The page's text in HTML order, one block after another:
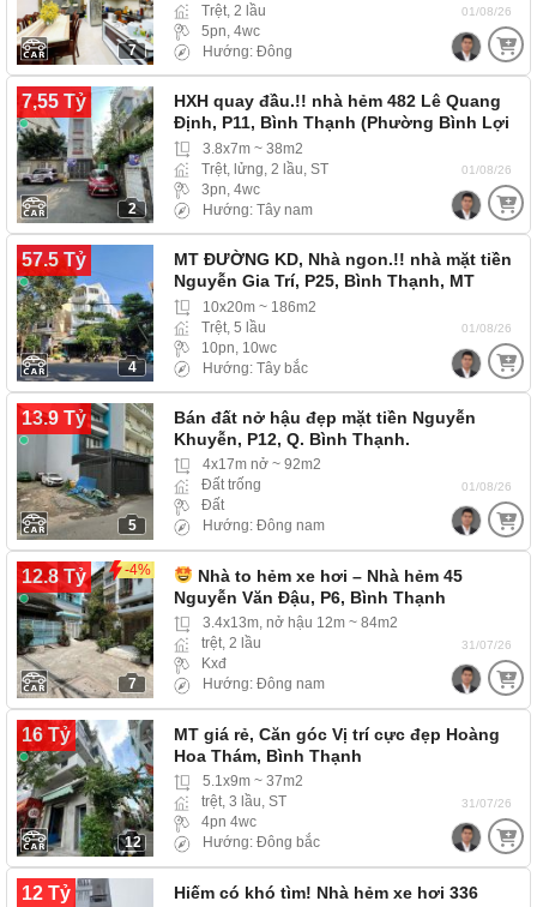
7
Trệt, 2 lầu
5pn, 4wc
Hướng: Đông
01/08/26
7,55 Tỷ
2
HXH quay đầu.!! nhà hẻm 482 Lê Quang
Định, P11, Bình Thạnh (Phường Bình Lợi
Trung) hẻm…
3.8x7m ~ 38m2
Trệt, lửng, 2 lầu, ST
3pn, 4wc
Hướng: Tây nam
01/08/26
57.5 Tỷ
4
MT ĐƯỜNG KD, Nhà ngon.!! nhà mặt tiền
Nguyễn Gia Trí, P25, Bình Thạnh, MT
đường lớn,…
10x20m ~ 186m2
Trệt, 5 lầu
10pn, 10wc
Hướng: Tây bắc
01/08/26
13.9 Tỷ
5
Bán đất nở hậu đẹp mặt tiền Nguyễn
Khuyễn, P12, Q. Bình Thạnh.
4x17m nở ~ 92m2
Đất trống
Đất
Hướng: Đông nam
01/08/26
12.8 Tỷ -4%
7
Nhà to hẻm xe hơi – Nhà hẻm 45
Nguyễn Văn Đậu, P6, Bình Thạnh
3.4x13m, nở hậu 12m ~ 84m2
trệt, 2 lầu
Kxđ
Hướng: Đông nam
31/07/26
16 Tỷ
12
MT giá rẻ, Căn góc Vị trí cực đẹp Hoàng
Hoa Thám, Bình Thạnh
5.1x9m ~ 37m2
trệt, 3 lầu, ST
4pn 4wc
Hướng: Đông bắc
31/07/26
12 Tỷ
Hiếm có khó tìm! Nhà hẻm xe hơi 336